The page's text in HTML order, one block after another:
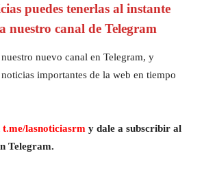
puedes tenerlas al instante
nuestro canal de Telegram
nuevo canal en Telegram, y
importantes de la web en tiempo
t.me/lasnoticiasrm y dale a subscribir al
Telegram.